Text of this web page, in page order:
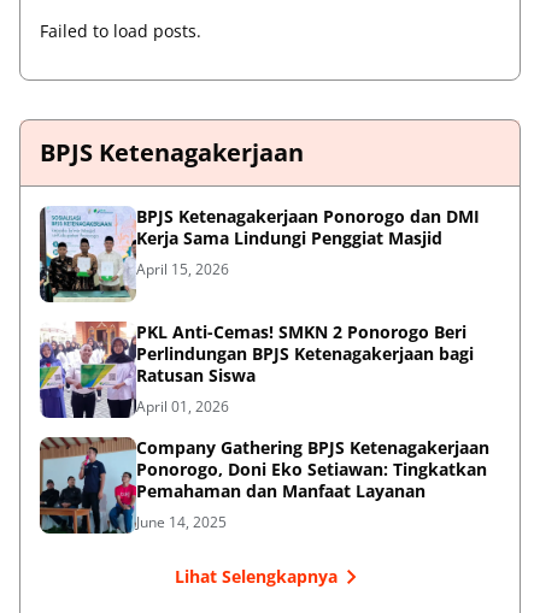
Failed to load posts.
BPJS Ketenagakerjaan
BPJS Ketenagakerjaan Ponorogo dan DMI
Kerja Sama Lindungi Penggiat Masjid
April 15, 2026
PKL Anti-Cemas! SMKN 2 Ponorogo Beri
Perlindungan BPJS Ketenagakerjaan bagi
Ratusan Siswa
April 01, 2026
Company Gathering BPJS Ketenagakerjaan
Ponorogo, Doni Eko Setiawan: Tingkatkan
Pemahaman dan Manfaat Layanan
June 14, 2025
Lihat Selengkapnya